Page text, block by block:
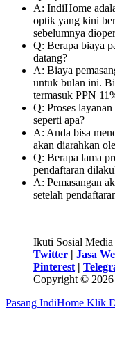
A: IndiHome
optik yang kini
sebelumnya
Q: Berapa biaya
datang?
A: Biaya
untuk bulan ini.
termasuk PPN
Q: Proses
seperti apa?
A: Anda bisa
akan diarahkan
Q: Berapa lama
pendaftaran
A: Pemasangan
setelah
Ikuti Sosial
Twitter | Jasa
Pinterest |
Copyright © 2026
Pasang IndiHome Klik